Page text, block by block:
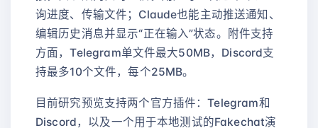
询进度、传输文件；Claude也能主动推送通知、
编辑历史消息并显示“正在输入”状态。附件支持
方面，Telegram单文件最大50MB，Discord支
持最多10个文件，每个25MB。
目前研究预览支持两个官方插件：Telegram和
Discord，以及一个用于本地测试的Fakechat演